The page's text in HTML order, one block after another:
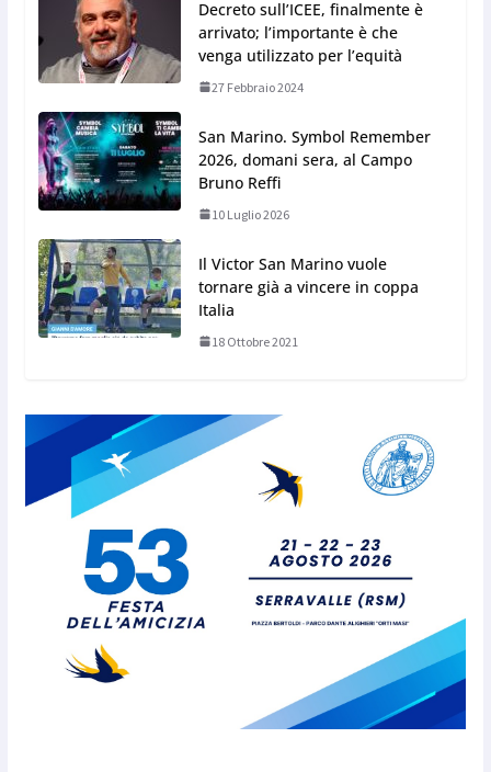
Decreto sull’ICEE, finalmente è
arrivato; l’importante è che
venga utilizzato per l’equità
27 Febbraio 2024
San Marino. Symbol Remember
2026, domani sera, al Campo
Bruno Reffi
10 Luglio 2026
Il Victor San Marino vuole
tornare già a vincere in coppa
Italia
18 Ottobre 2021